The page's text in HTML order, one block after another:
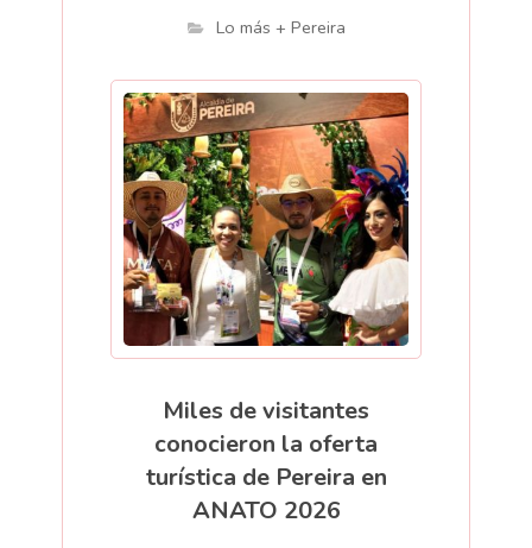
Lo más + Pereira
Miles de visitantes
conocieron la oferta
turística de Pereira en
ANATO 2026